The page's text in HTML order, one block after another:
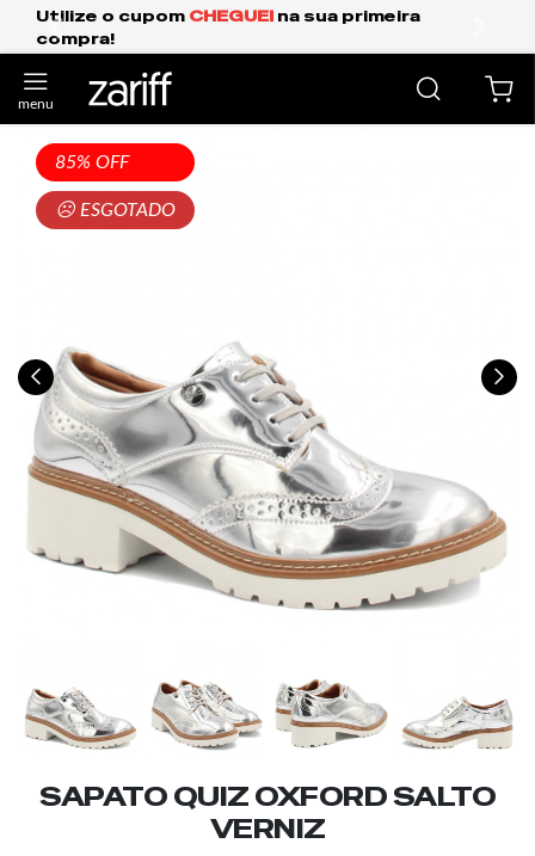
na sua primeira Frete Grátis
anterior
85% OFF
☹ ESGOTADO
SAPATO QUIZ OXFORD SALTO
VERNIZ